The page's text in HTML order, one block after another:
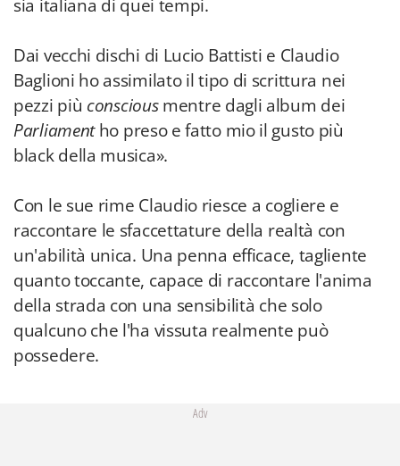
sia italiana di quei tempi.
Dai vecchi dischi di Lucio Battisti e Claudio
Baglioni ho assimilato il tipo di scrittura nei
pezzi più consciousmentre dagli album dei
Parliamentho preso e fatto mio il gusto più
black della musica».
Con le sue rime Claudio riesce a cogliere e
raccontare le sfaccettature della realtà con
un'abilità unica. Una penna efficace, tagliente
quanto toccante, capace di raccontare l'anima
della strada con una sensibilità che solo
qualcuno che l'ha vissuta realmente può
possedere.
Adv